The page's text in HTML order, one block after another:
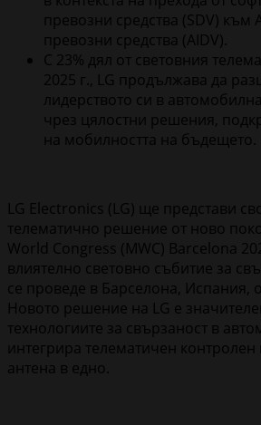
превозни средства (SDV) към
превозни средства (AIDV).
С 23% дял от световния
2025 г., LG продължава да
лидерството си в
чрез цялостни решения,
на мобилността на бъдещето.
LG Electronics (LG) ще представи
телематично решение от ново
World Congress (MWC) Barcelona
влиятелно световно събитие за
се проведе в Барселона, Испания,
Новото решение на LG e
технологиите за свързаност в
интегрира телематичен контролен
антена в едно.